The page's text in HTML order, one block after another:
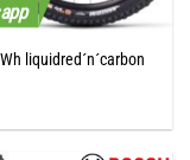
liquidred´n´carbon